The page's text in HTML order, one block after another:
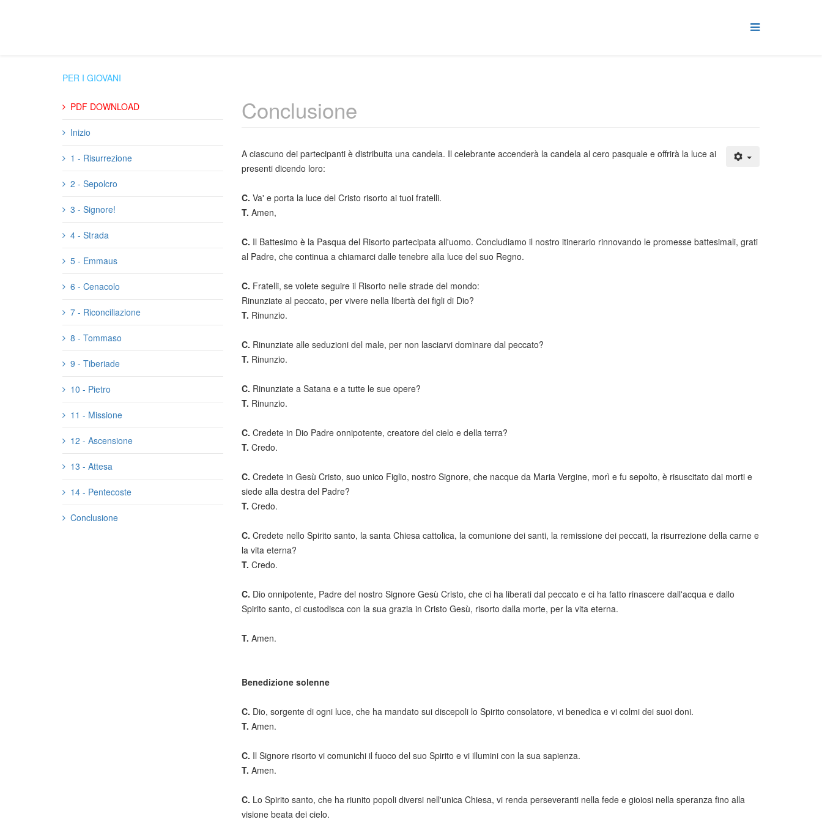
PER I GIOVANI
PDF DOWNLOAD
Inizio
1 - Risurrezione
2 - Sepolcro
3 - Signore!
4 - Strada
5 - Emmaus
6 - Cenacolo
7 - Riconciliazione
8 - Tommaso
9 - Tiberiade
10 - Pietro
11 - Missione
12 - Ascensione
13 - Attesa
14 - Pentecoste
Conclusione
Conclusione
A ciascuno dei partecipanti è distribuita una candela. Il celebrante accenderà la candela al cero pasquale e offrirà la luce ai
presenti dicendo loro:
C. Va' e porta la luce del Cristo risorto ai tuoi fratelli.
T. Amen,
C. Il Battesimo è la Pasqua del Risorto partecipata all'uomo. Concludiamo il nostro itinerario rinnovando le promesse battesimali, grati
al Padre, che continua a chiamarci dalle tenebre alla luce del suo Regno.
C. Fratelli, se volete seguire il Risorto nelle strade del mondo:
Rinunziate al peccato, per vivere nella libertà dei figli di Dio?
T. Rinunzio.
C. Rinunziate alle seduzioni del male, per non lasciarvi dominare dal peccato?
T. Rinunzio.
C. Rinunziate a Satana e a tutte le sue opere?
T. Rinunzio.
C. Credete in Dio Padre onnipotente, creatore del cielo e della terra?
T. Credo.
C. Credete in Gesù Cristo, suo unico Figlio, nostro Signore, che nacque da Maria Vergine, morì e fu sepolto, è risuscitato dai morti e
siede alla destra del Padre?
T. Credo.
C. Credete nello Spirito santo, la santa Chiesa cattolica, la comunione dei santi, la remissione dei peccati, la risurrezione della carne e
la vita eterna?
T. Credo.
C. Dio onnipotente, Padre del nostro Signore Gesù Cristo, che ci ha liberati dal peccato e ci ha fatto rinascere dall'acqua e dallo
Spirito santo, ci custodisca con la sua grazia in Cristo Gesù, risorto dalla morte, per la vita eterna.
T. Amen.
Benedizione solenne
C. Dio, sorgente di ogni luce, che ha mandato sui discepoli lo Spirito consolatore, vi benedica e vi colmi dei suoi doni.
T. Amen.
C. Il Signore risorto vi comunichi il fuoco del suo Spirito e vi illumini con la sua sapienza.
T. Amen.
C. Lo Spirito santo, che ha riunito popoli diversi nell'unica Chiesa, vi renda perseveranti nella fede e gioiosi nella speranza fino alla
visione beata dei cielo.